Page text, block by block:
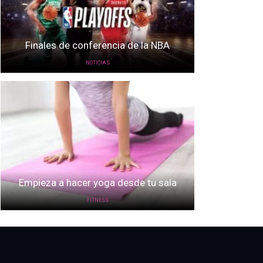
Finales de conferencia de la NBA
NOTICIAS
Empieza a hacer yoga desde tu sala
FITNESS